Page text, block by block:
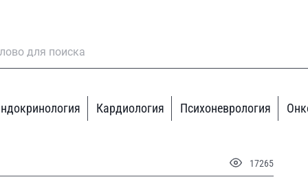
Кардиология Психоневрология
17265